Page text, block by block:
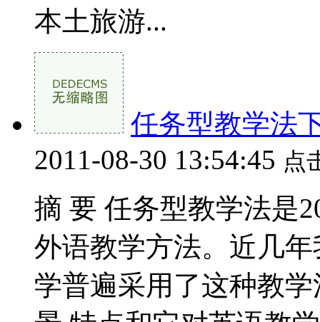
本土旅游...
任务型教学法
2011-08-30 13:54:45 点
摘 要 任务型教学法是
外语教学方法。近几
学普遍采用了这种教